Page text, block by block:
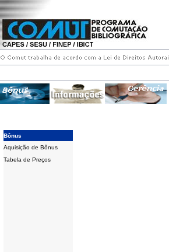
Bônus
Aquisição de Bônus
Tabela de Preços